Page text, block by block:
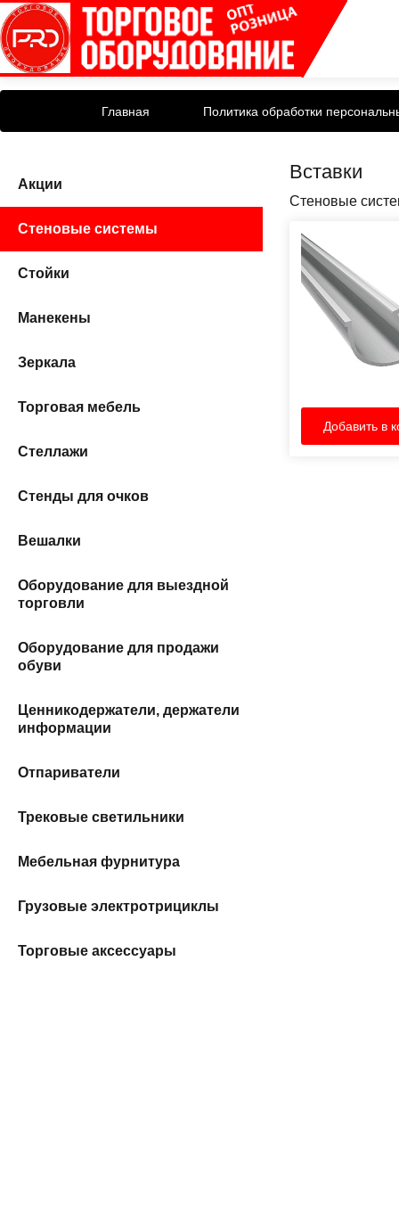
Главная Политика обработки
Акции
Стеновые системы
Стойки
Манекены
Зеркала
Торговая мебель
Стеллажи
Стенды для очков
Вешалки
Оборудование для выездной
торговли
Оборудование для продажи
обуви
Ценникодержатели, держатели
информации
Отпариватели
Трековые светильники
Мебельная фурнитура
Грузовые электротрициклы
Торговые аксессуары
Вставки
Стеновые
Добавить в